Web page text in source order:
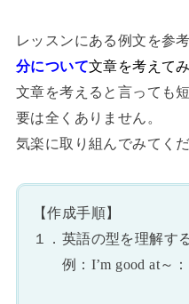
レッスンにある例文を参
分について文章を考えて
文章を考えると言っても
要は全くありません。
気楽に取り組んでみてくだ
【作成手順】
１．英語の型を理解す
例：I’m good at～：